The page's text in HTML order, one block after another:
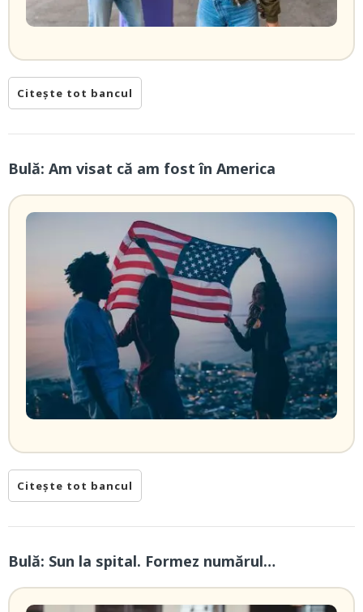
Citește tot bancul
Bulă: Am visat că am fost în America
Citește tot bancul
Bulă: Sun la spital. Formez numărul…